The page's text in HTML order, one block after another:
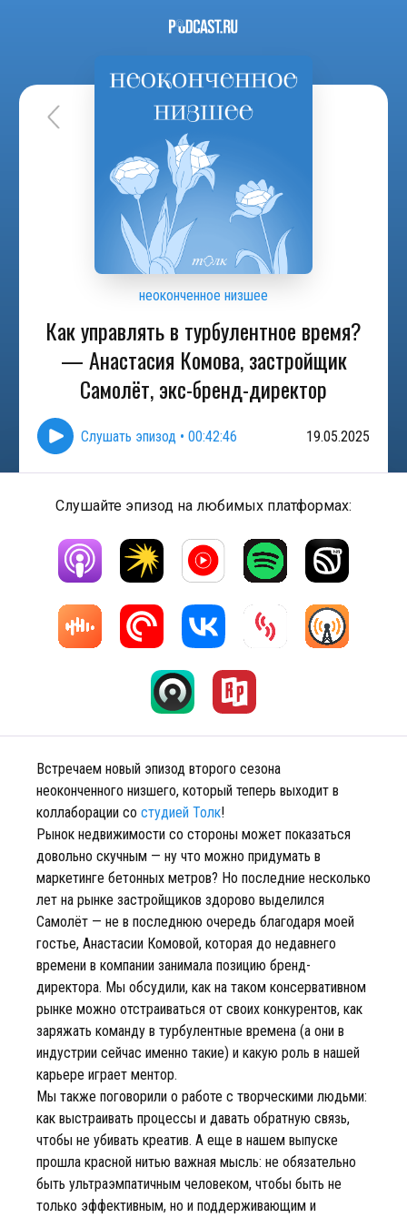
неоконченное низшее
Как управлять в турбулентное время?
— Анастасия Комова, застройщик
Самолёт, экс-бренд-директор
Слушать эпизод • 00:42:46 19.05.2025
Слушайте эпизод на любимых платформах:
Встречаем новый эпизод второго сезона
неоконченного низшего, который теперь выходит в
коллаборации со студией Толк!
Рынок недвижимости со стороны может показаться
довольно скучным — ну что можно придумать в
маркетинге бетонных метров? Но последние несколько
лет на рынке застройщиков здорово выделился
Самолёт — не в последнюю очередь благодаря моей
гостье, Анастасии Комовой, которая до недавнего
времени в компании занимала позицию бренд-
директора. Мы обсудили, как на таком консервативном
рынке можно отстраиваться от своих конкурентов, как
заряжать команду в турбулентные времена (а они в
индустрии сейчас именно такие) и какую роль в нашей
карьере играет ментор.
Мы также поговорили о работе с творческими людьми:
как выстраивать процессы и давать обратную связь,
чтобы не убивать креатив. А еще в нашем выпуске
прошла красной нитью важная мысль: не обязательно
быть ультраэмпатичным человеком, чтобы быть не
только эффективным, но и поддерживающим и